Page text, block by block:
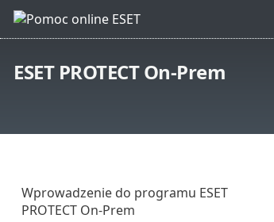
ESET PROTECT On-Prem